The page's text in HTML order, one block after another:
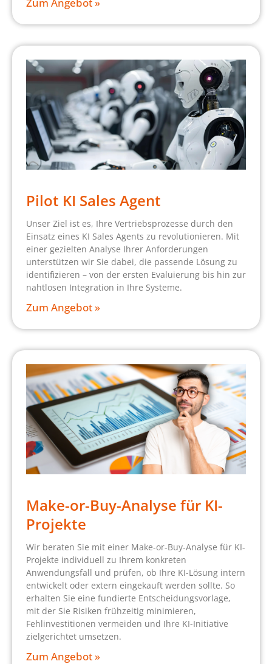
Pilot KI Sales Agent
Unser Ziel ist es, Ihre Vertriebsprozesse durch den
Einsatz eines KI Sales Agents zu revolutionieren. Mit
einer gezielten Analyse Ihrer Anforderungen
unterstützen wir Sie dabei, die passende Lösung zu
identifizieren – von der ersten Evaluierung bis hin zur
nahtlosen Integration in Ihre Systeme.
Zum Angebot »
Make-or-Buy-Analyse für KI-
Projekte
Wir beraten Sie mit einer Make-or-Buy-Analyse für KI-
Projekte individuell zu Ihrem konkreten
Anwendungsfall und prüfen, ob Ihre KI-Lösung intern
entwickelt oder extern eingekauft werden sollte. So
erhalten Sie eine fundierte Entscheidungsvorlage,
mit der Sie Risiken frühzeitig minimieren,
Fehlinvestitionen vermeiden und Ihre KI-Initiative
zielgerichtet umsetzen.
Zum Angebot »